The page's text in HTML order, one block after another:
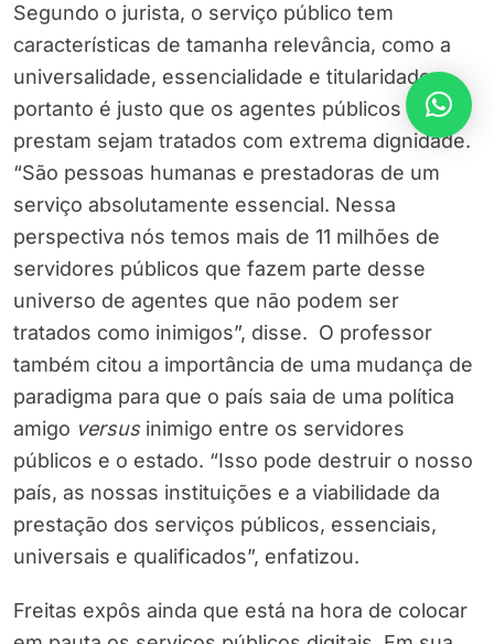
Segundo o jurista, o serviço público tem
características de tamanha relevância, como a
universalidade, essencialidade e titularidade,
portanto é justo que os agentes públicos que o
prestam sejam tratados com extrema dignidade.
“São pessoas humanas e prestadoras de um
serviço absolutamente essencial. Nessa
perspectiva nós temos mais de 11 milhões de
servidores públicos que fazem parte desse
universo de agentes que não podem ser
tratados como inimigos”, disse. O professor
também citou a importância de uma mudança de
paradigma para que o país saia de uma política
amigo versusinimigo entre os servidores
públicos e o estado. “Isso pode destruir o nosso
país, as nossas instituições e a viabilidade da
prestação dos serviços públicos, essenciais,
universais e qualificados”, enfatizou.
Freitas expôs ainda que está na hora de colocar